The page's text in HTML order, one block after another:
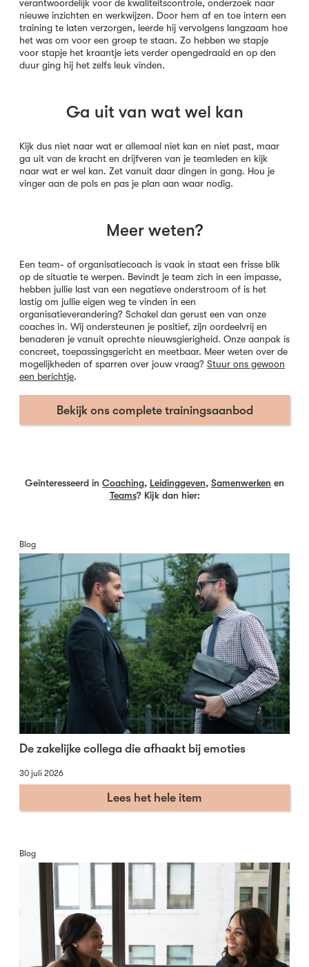
verantwoordelijk voor de kwaliteitscontrole, onderzoek naar
nieuwe inzichten en werkwijzen. Door hem af en toe intern een
training te laten verzorgen, leerde hij vervolgens langzaam hoe
het was om voor een groep te staan. Zo hebben we stapje
voor stapje het kraantje iets verder opengedraaid en op den
duur ging hij het zelfs leuk vinden.
Ga uit van wat wel kan
Kijk dus niet naar wat er allemaal niet kan en niet past, maar
ga uit van de kracht en drijfveren van je teamleden en kijk
naar wat er wel kan. Zet vanuit daar dingen in gang. Hou je
vinger aan de pols en pas je plan aan waar nodig.
Meer weten?
Een team- of organisatiecoach is vaak in staat een frisse blik
op de situatie te werpen. Bevindt je team zich in een impasse,
hebben jullie last van een negatieve onderstroom of is het
lastig om jullie eigen weg te vinden in een
organisatieverandering? Schakel dan gerust een van onze
coaches in. Wij ondersteunen je positief, zijn oordeelvrij en
benaderen je vanuit oprechte nieuwsgierigheid. Onze aanpak is
concreet, toepassingsgericht en meetbaar. Meer weten over de
mogelijkheden of sparren over jouw vraag? Stuur ons gewoon
een berichtje.
Bekijk ons complete trainingsaanbod
Geïnteresseerd in Coaching, Leidinggeven, Samenwerken en
Teams? Kijk dan hier:
Blog
De zakelijke collega die afhaakt bij emoties
30 juli 2026
Lees het hele item
Blog